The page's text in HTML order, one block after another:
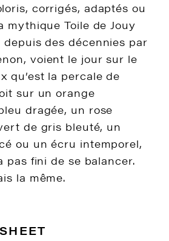
corrigés, adaptés ou
mythique Toile de Jouy
des décennies par
voient le jour sur le
qu’est la percale de
sur un orange
dragée, un rose
de gris bleuté, un
ou un écru intemporel,
pas fini de se balancer.
la même.